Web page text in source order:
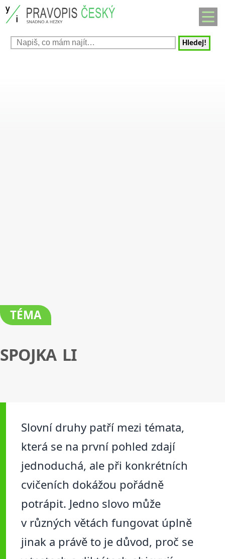
Hledej!
TÉMA
SPOJKA LI
Slovní druhy patří mezi témata,
která se na první pohled zdají
jednoduchá, ale při konkrétních
cvičeních dokážou pořádně
potrápit. Jedno slovo může
v různých větách fungovat úplně
jinak a právě to je důvod, proč se